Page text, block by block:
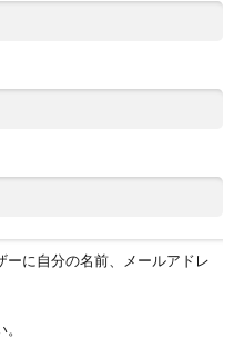
に自分の名前、メールアドレ